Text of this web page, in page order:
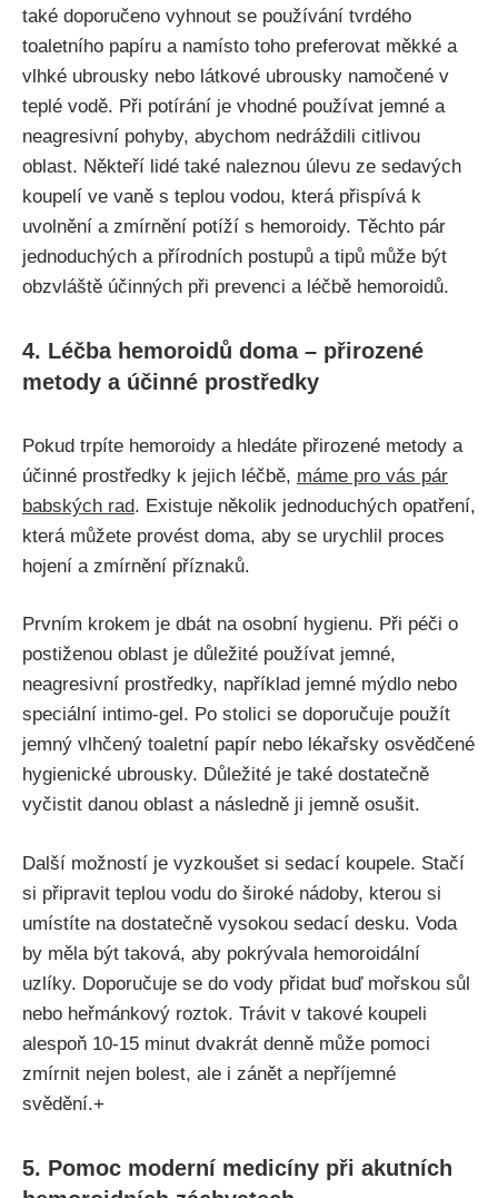
také doporučeno vyhnout se‍ používání tvrdého
toaletního papíru‍ a namísto toho preferovat měkké a
vlhké ubrousky⁢ nebo⁤ látkové ubrousky namočené v
teplé vodě.⁤ Při potírání je vhodné ‍používat⁤ jemné a
neagresivní pohyby, abychom ‌nedráždili citlivou
oblast. Někteří lidé také naleznou ​úlevu ze sedavých
koupelí ve vaně s ‍teplou​ vodou, ⁤která přispívá k
uvolnění a⁢ zmírnění potíží s hemoroidy. ‍Těchto pár
jednoduchých⁣ a přírodních postupů a tipů může být
obzvláště účinných při prevenci a léčbě hemoroidů.
4.‍ Léčba‌ hemoroidů doma – přirozené
metody a‌ účinné prostředky
Pokud trpíte hemoroidy a hledáte přirozené metody a
účinné prostředky k jejich léčbě, máme pro vás pár
babských rad. Existuje několik jednoduchých ‌opatření,​
která můžete provést doma, aby se urychlil proces
hojení‍ a zmírnění příznaků.
Prvním krokem⁤ je dbát na osobní hygienu. Při​ péči o
postiženou⁢ oblast ‌je důležité používat jemné,
neagresivní prostředky, například jemné ​mýdlo nebo
speciální intimo-gel. Po stolici se doporučuje použít
jemný vlhčený⁤ toaletní papír nebo lékařsky osvědčené
hygienické ubrousky. Důležité⁣ je také dostatečně
vyčistit danou oblast a následně ji jemně osušit.
Další možností je vyzkoušet si‍ sedací koupele. Stačí‍
si připravit teplou vodu do široké nádoby, kterou si
umístíte na dostatečně vysokou sedací desku. Voda
by měla ‌být taková, aby pokrývala hemoroidální
uzlíky. Doporučuje se do vody přidat buď mořskou sůl
nebo heřmánkový roztok. Trávit v takové ‍koupeli ​
alespoň 10-15 minut dvakrát ‍denně může pomoci
zmírnit nejen bolest, ale i zánět a nepříjemné
svědění.+
5. Pomoc moderní medicíny při akutních‍